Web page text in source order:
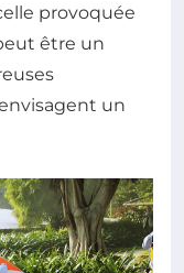
provoquée
être un
un